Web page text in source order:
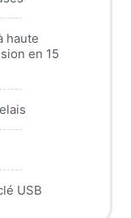
haute
en 15
USB